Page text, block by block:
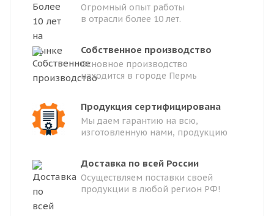
Огромный опыт работы
в отрасли более 10 лет.
Собственное производство
Основное производство
находится в городе Пермь
Продукция сертифицирована
Мы даем гарантию на всю,
изготовленную нами, продукцию
Доставка по всей России
Осуществляем поставки своей
продукции в любой регион РФ!